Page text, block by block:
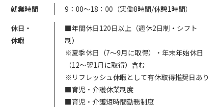
就業時間
9：00～18：00（実働8時間/休憩1時間）
休日・
休暇
■年間休日120日以上（週休2日制・シフト
制）
※夏季休日（7〜9月に取得）・年末年始休日
（12〜翌1月に取得）含む
※リフレッシュ休暇として有休取得推奨日あり
■育児・介護休業制度
■育児・介護短時間勤務制度